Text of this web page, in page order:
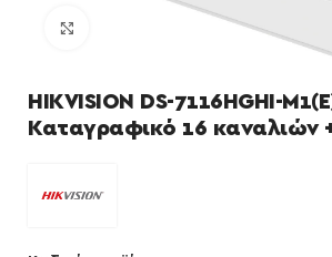
Κάντε κλικ για μεγέθυνση
HIKVISION DS-7116HGHI-
Καταγραφικό 16 καναλιών